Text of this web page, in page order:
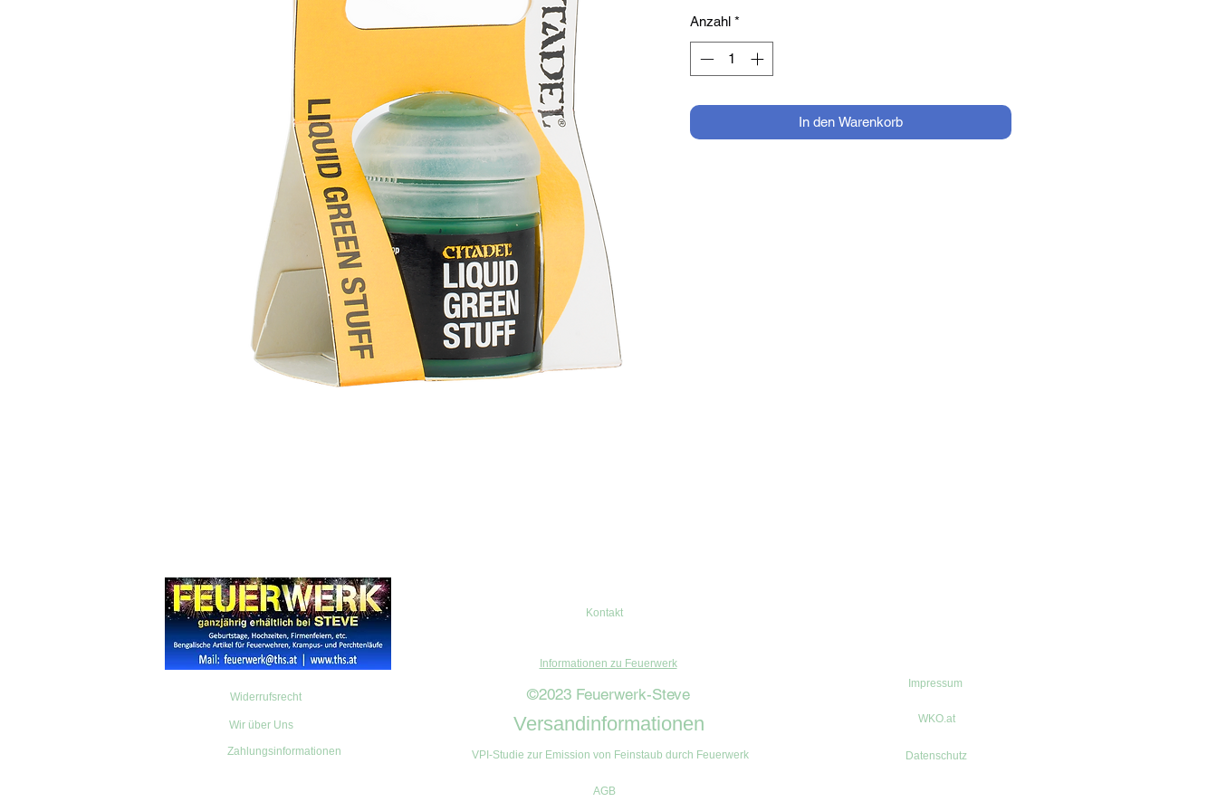
Anzahl *
In den Warenkorb
Widerrufsrecht
Wir über Uns
Zahlungsinformationen
Kontakt
Informationen zu Feuerwerk
©2023 Feuerwerk-Steve
Versandinformationen
VPI-Studie zur Emission von Feinstaub durch Feuerwerk
AGB
Impressum
WKO.at
Datenschutz